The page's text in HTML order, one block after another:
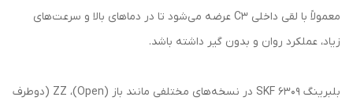
معمولاً با لقی داخلی C3 عرضه می‌شود تا در دماهای بالا و سرعت‌های
زیاد، عملکرد روان و بدون گیر داشته باشد.
بلبرینگ 6309 SKF در نسخه‌های مختلفی مانند باز (Open)، ZZ (دوطرف